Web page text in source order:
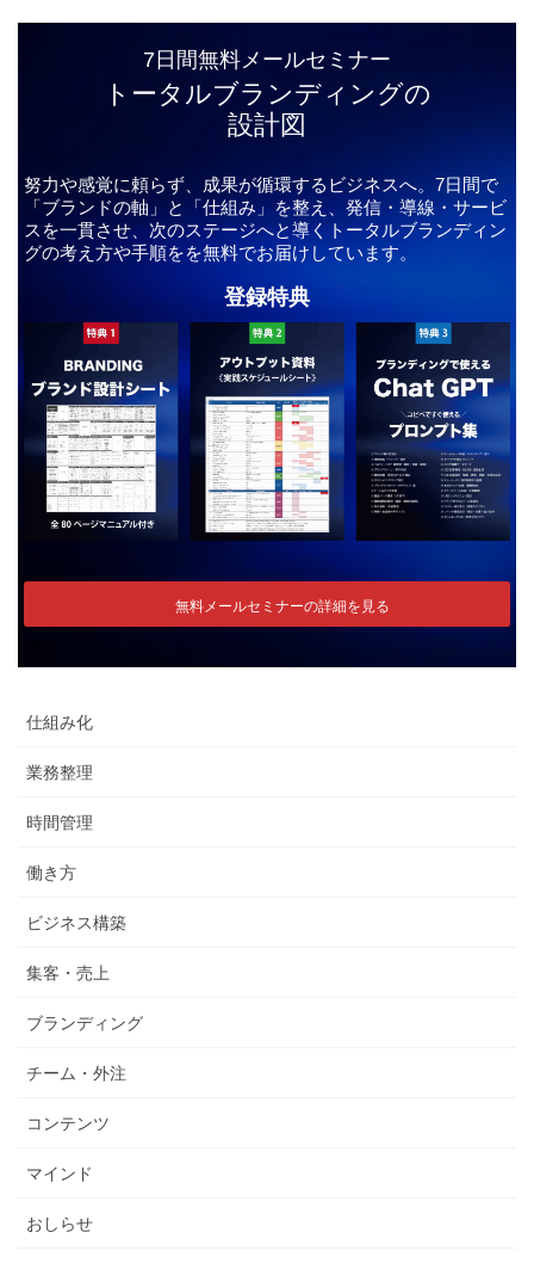
7日間無料メールセミナー
トータルブランディングの
設計図
努力や感覚に頼らず、成果が循環するビジネスへ。7日間で
「ブランドの軸」と「仕組み」を整え、発信・導線・サービ
スを一貫させ、次のステージへと導くトータルブランディン
グの考え方や手順をを無料でお届けしています。
登録特典
無料メールセミナーの詳細を見る
仕組み化
業務整理
時間管理
働き方
ビジネス構築
集客・売上
ブランディング
チーム・外注
コンテンツ
マインド
おしらせ